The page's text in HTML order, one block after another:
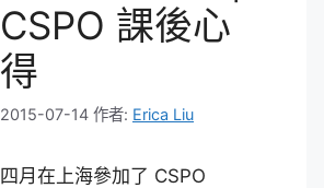
CSPO 課後心
得
2015-07-14 作者: Erica Liu
四月在上海參加了 CSPO